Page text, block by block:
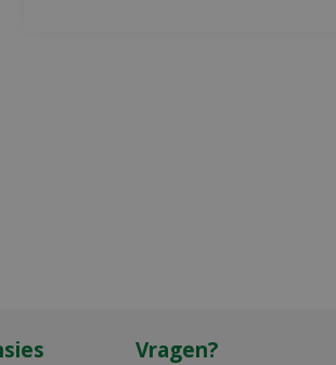
Vragen?